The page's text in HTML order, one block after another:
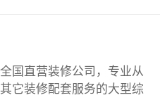
国直营装修公司，专业从
它装修配套服务的大型综